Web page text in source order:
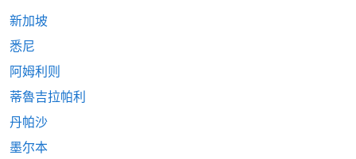
新加坡
悉尼
阿姆利则
蒂魯吉拉帕利
丹帕沙
墨尔本